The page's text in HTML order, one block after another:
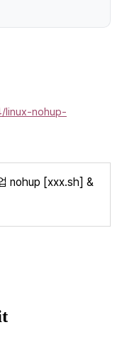
linux-nohup-
nohup [xxx.sh] &